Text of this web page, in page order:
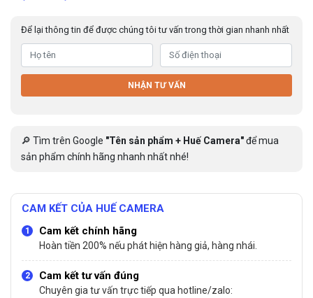
Để lại thông tin để được chúng tôi tư vấn trong thời gian nhanh nhất
NHẬN TƯ VẤN
🔎 Tìm trên Google "Tên sản phẩm + Huế Camera"để mua
sản phẩm chính hãng nhanh nhất nhé!
CAM KẾT CỦA HUẾ CAMERA
Cam kết chính hãng
Hoàn tiền 200% nếu phát hiện hàng giả, hàng nhái.
Cam kết tư vấn đúng
Chuyên gia tư vấn trực tiếp qua hotline/zalo: